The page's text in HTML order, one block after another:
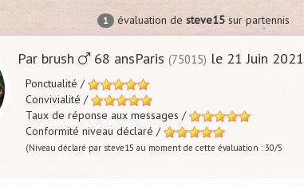
1 évaluation de steve15sur partennis
Par brush 68 ansParis (75015) le 21 Juin
Ponctualité /
Convivialité /
Taux de réponse aux messages /
Conformité niveau déclaré /
(Niveau déclaré par steve15 au moment de cette évaluation : 30/5